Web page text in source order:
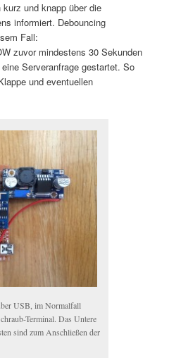
und knapp über die
informiert. Debouncing
Fall:
zuvor mindestens 30 Sekunden
Serveranfrage gestartet. So
und eventuellen
USB, im Normalfall
Terminal. Das Untere
sind zum Anschließen der